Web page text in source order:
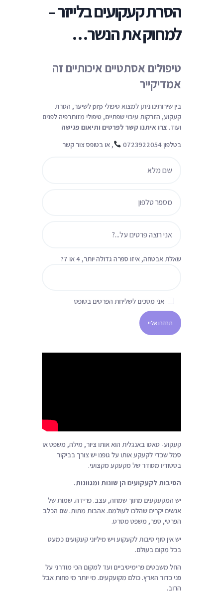
ניגודיות כהה
הוסף קו תחתון לקישורים
סמן קישורים
א
א
ת
כ
ה
ת
הסרת קעקועים בלייזר –
למחוק את הנשר…
טיפולים אסתטיים איכותיים זה
אמדיקייר
בין שירותינו ניתן למצוא טיפולי prp לשיער, הסרת
קעקוע, הזרקות עיבוי שפתיים, טיפולי מזותרפיה לפנים
ועוד. צרו איתנו קשר לפרטים ותיאום פגישה
בטלפון 0723922054
, או בטופס צור קשר
שאלת אבטחה, איזו ספרה גדולה יותר, 4 או 7?
אני מסכים לשליחת הפרטים בטופס
קעקוע- טאטו באנגלית הוא אותו ציור, מילה, משפט או
סמל שכדי לקעקע אותו על גופנו יש צורך בביקור
בסטודיו מסודר של מקעקע מקצועי.
הסיבות לקעקועים הן שונות ומגוונות.
יש המקעקעים מתוך שמחה, עצב. פרידה. שמות של
אנשים יקרים שהלכו לעולמם. אהבות מתות. שם הכלב
הפרטי, ספר, משפט מסרט.
יש אין סוף סיבות לקעקוע ויש מיליוני קעקועים כמעט
בכל מקום בעולם.
החל משבטים פרימיטיביים ועד למקום הכי מודרני על
פני כדור הארץ. כולם מקועקעים. מי יותר מי פחות אבל
הרוב.